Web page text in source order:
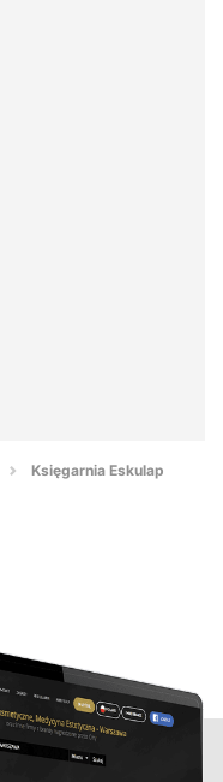
Księgarnia Eskulap